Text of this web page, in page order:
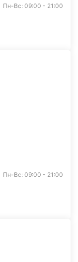
Пн-Вс: 09:00 - 21:00
Пн-Вс: 09:00 - 21:00